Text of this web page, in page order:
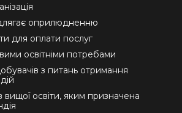
оприлюдненню
для оплати послуг
освітніми потребами
з питань отримання
вищої освіти, яким призначена